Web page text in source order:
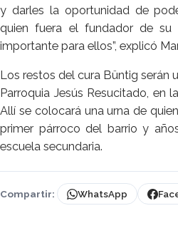
y darles la oportunidad de
quien fuera el fundador de su
importante para ellos”, explicó
Los restos del cura Büntig serán
Parroquia Jesús Resucitado, en
Allí se colocará una urna de
primer párroco del barrio y
escuela secundaria.
Compartir: WhatsApp